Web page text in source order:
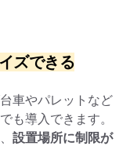
ズできる
車やパレットなど
も導入できます。
設置場所に制限が